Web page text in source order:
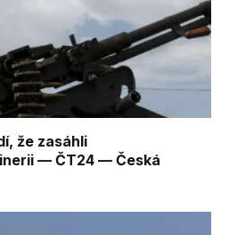
že zasáhli
— ČT24 — Česká